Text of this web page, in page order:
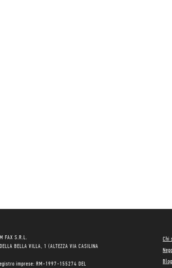
FAX S.R.L.
BELLA VILLA, 1 (ALTEZZA VIA CASILINA
imprese: RM-1997-155274 DEL
Chi